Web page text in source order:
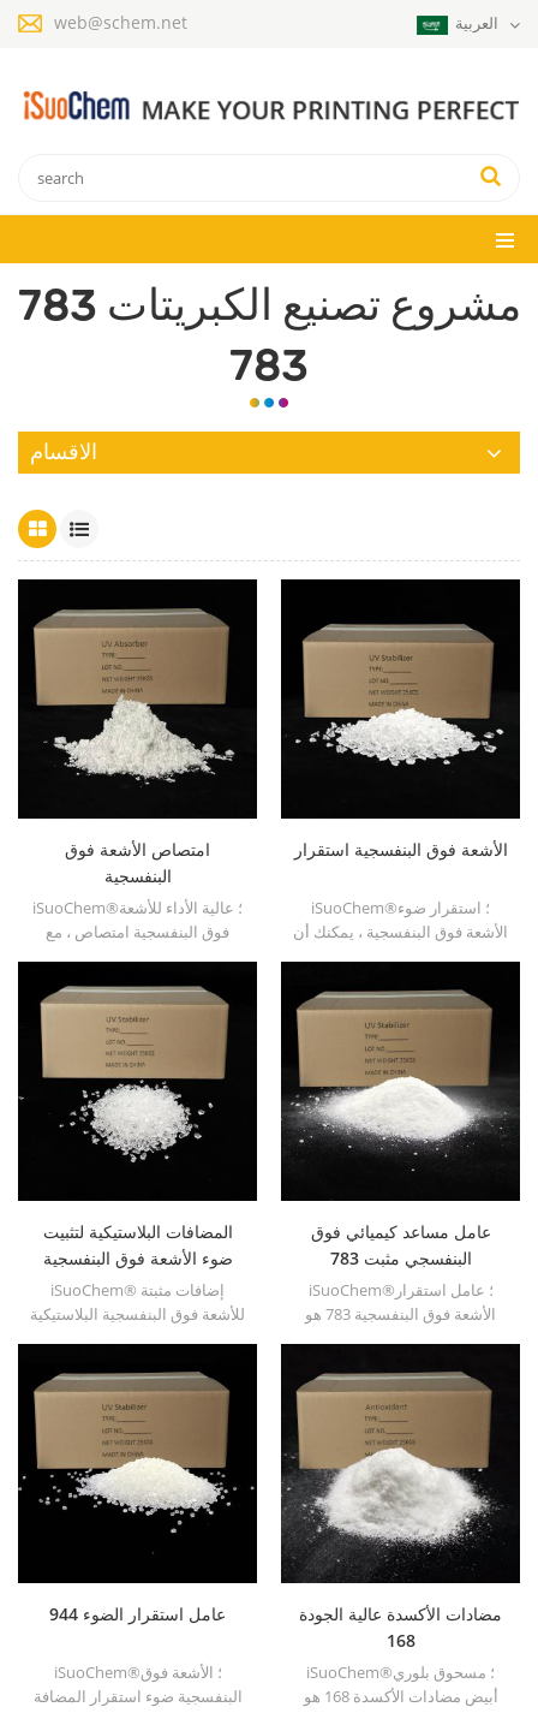
web@schem.net
783 مشروع تصنيع الكبريتات
783
الاقسام
امتصاص الأشعة فوق
البنفسجية
iSuoChem®؛ عالية الأداء للأشعة
فوق البنفسجية امتصاص ، مع
جيدة ، ومناسبة للكمبيوتر ،
الحيوانات الأليفة ، بوم ، مادة
البولي أميد ، PPE ، بو بالحرارة
والألياف بو الألياف وما إلى ذلك
الأشعة فوق البنفسجية استقرار
iSuoChem®؛ استقرار ضوء
الأشعة فوق البنفسجية ، يمكنك أن
وحبيبات النوى.
المضافات البلاستيكية لتثبيت
ضوء الأشعة فوق البنفسجية
622iSuoChem® إضافات مثبتة
للأشعة فوق البنفسجية البلاستيكية
الهجرة , مقاومة درجات الحرارة
عامل مساعد كيميائي فوق
البنفسجي مثبت 783
iSuoChem®؛ عامل استقرار
الأشعة فوق البنفسجية 783 هو
عامل استقرار الضوء 944
iSuoChem®؛ الأشعة فوق
البنفسجية ضوء استقرار المضافة
مضادات الأكسدة عالية الجودة
168
iSuoChem®؛ مسحوق بلوري
أبيض مضادات الأكسدة 168 هو